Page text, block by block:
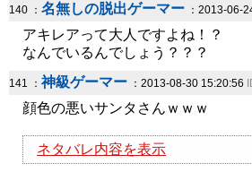
140 ： 名無しの脱出ゲーマー ：2013-06-
アキレアって大人ですよね！？
なんでいるんでしょう？？？
141 ： 神級ゲーマー ：2013-08-30 15:20:56
顔色の悪いサンタさんｗｗｗ
ネタバレ内容を表示